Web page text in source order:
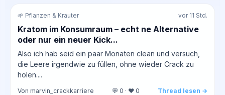
🌱 Pflanzen & Kräuter vor 11 Std.
Kratom im Konsumraum – echt ne Alternative
oder nur ein neuer Kick...
Also ich hab seid ein paar Monaten clean und versuch,
die Leere irgendwie zu füllen, ohne wieder Crack zu
holen....
Von marvin_crackkarriere 💬 0 · ❤️ 0 Thread lesen →